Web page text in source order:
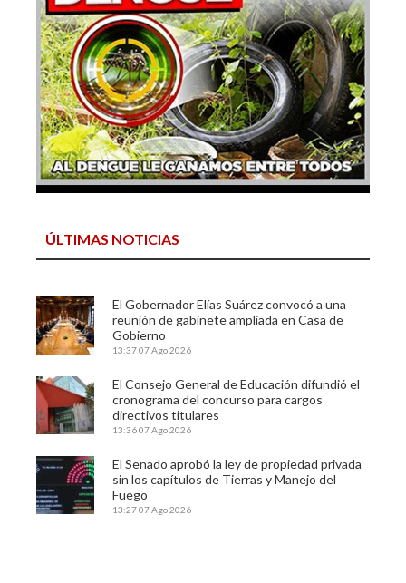
ÚLTIMAS NOTICIAS
El Gobernador Elías Suárez convocó a una
reunión de gabinete ampliada en Casa de
Gobierno
13:3707 Ago 2026
El Consejo General de Educación difundió el
cronograma del concurso para cargos
directivos titulares
13:3607 Ago 2026
El Senado aprobó la ley de propiedad privada
sin los capítulos de Tierras y Manejo del
Fuego
13:2707 Ago 2026